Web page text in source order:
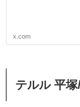
x.com
テルル 平